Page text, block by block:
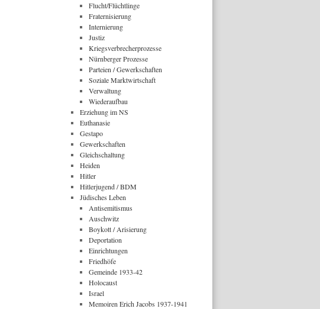
Flucht/Flüchtlinge
Fraternisierung
Internierung
Justiz
Kriegsverbrecherprozesse
Nürnberger Prozesse
Parteien / Gewerkschaften
Soziale Marktwirtschaft
Verwaltung
Wiederaufbau
Erziehung im NS
Euthanasie
Gestapo
Gewerkschaften
Gleichschaltung
Heiden
Hitler
Hitlerjugend / BDM
Jüdisches Leben
Antisemitismus
Auschwitz
Boykott / Arisierung
Deportation
Einrichtungen
Friedhöfe
Gemeinde 1933-42
Holocaust
Israel
Memoiren Erich Jacobs 1937-1941